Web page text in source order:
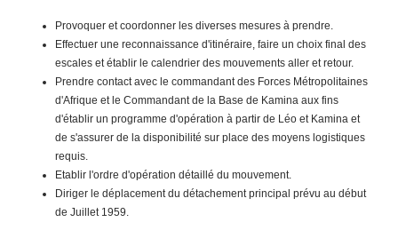
Provoquer et coordonner les diverses mesures à prendre.
Effectuer une reconnaissance d'itinéraire, faire un choix final des
escales et établir le calendrier des mouvements aller et retour.
Prendre contact avec le commandant des Forces Métropolitaines
d'Afrique et le Commandant de la Base de Kamina aux fins
d'établir un programme d'opération à partir de Léo et Kamina et
de s'assurer de la disponibilité sur place des moyens logistiques
requis.
Etablir l'ordre d'opération détaillé du mouvement.
Diriger le déplacement du détachement principal prévu au début
de Juillet 1959.